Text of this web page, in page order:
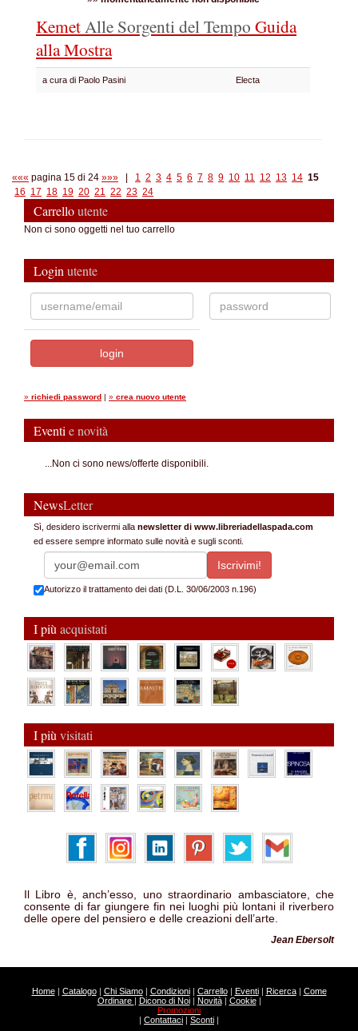
KemetAlle Sorgenti del Tempo Guida
alla Mostra
a cura di Paolo Pasini Electa
««« pagina 15 di 24 »»» 1 2 3 4 5 6 7 8 9 10 11 12 13 14 15
16 17 18 19 20 21 22 23 24
Carrelloutente
Non ci sono oggetti nel tuo carrello
Login utente
» richiedi password | » crea nuovo utente
Eventi e novità
...Non ci sono news/offerte disponibili.
NewsLetter
Sì, desidero iscrivermi alla newsletter di www.libreriadellaspada.com
ed essere sempre informato sulle novità e sugli sconti.
Autorizzo il trattamento dei dati (D.L. 30/06/2003 n.196)
I più acquistati
I più visitati
Il Libro è, anch’esso, uno straordinario ambasciatore, che
consente di far giungere fin nei luoghi più lontani il riverbero
delle opere del pensiero e delle creazioni dell’arte.
Jean Ebersolt
Home| Catalogo| Chi Siamo| Condizioni| Carrello| Eventi| Ricerca| Come
Ordinare | Dicono di Noi| Novità| Cookie|
Promozioni
| Contattaci | Sconti |